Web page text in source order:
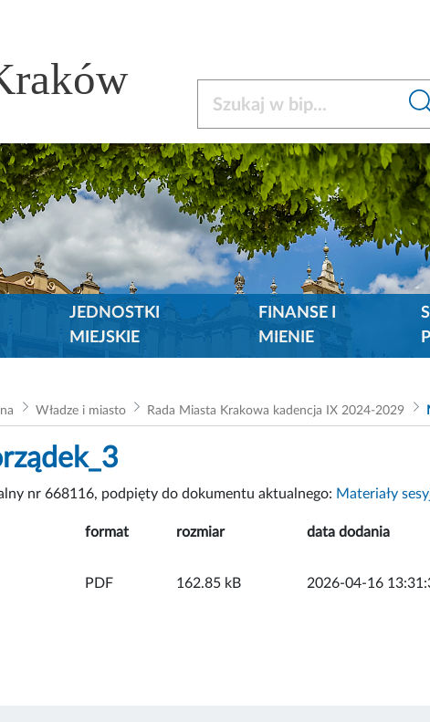
JEDNOSTKI
MIEJSKIE
FINANSE I
MIENIE
Władze i miasto Rada Miasta Krakowa kadencja IX 2024-2029
nr 668116, podpięty do dokumentu aktualnego: Materiały
format rozmiar data dodania
ZAŁĄCZNIK
PDF 162.85 kB 2026-04-16